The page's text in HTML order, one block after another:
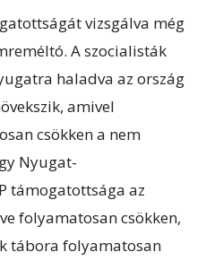
vizsgálva még
A szocialisták
haladva az ország
amivel
csökken a nem
Nyugat-
támogatottsága az
folyamatosan csökken,
tábora folyamatosan